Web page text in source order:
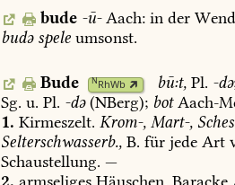
bude -ū- Aach: inder
budəspele umsonst.
Bude NRhWb bū:t, Pl. -də
Sg. u. Pl. -də(NBerg); bot Aach-
1. Kirmeszelt. Krom-, Mart-,
Selterschwasserb., B. für jede Art
Schaustellung. —